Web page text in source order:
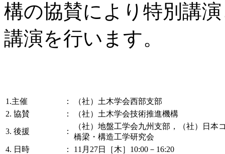
構の協賛により特別講
講演を行います。
1.主催 ：
（社）土木学会西部支部
2. 協賛
： （社）土木学会技術推進機構
3. 後援 ：
（社）地盤工学会九州支部，（社）日
橋梁・構造工学研究会
4. 日時
：
11月27日［木］10:00－16:20